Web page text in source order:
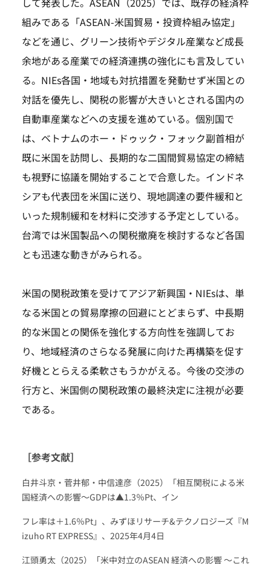
組みである「ASEAN-米国貿易・投資枠組み協定」
などを通じ、グリーン技術やデジタル産業など成長
余地がある産業での経済連携の強化にも言及してい
る。NIEs各国・地域も対抗措置を発動せず米国との
対話を優先し、関税の影響が大きいとされる国内の
自動車産業などへの支援を進めている。個別国で
は、ベトナムのホー・ドゥック・フォック副首相が
既に米国を訪問し、長期的な二国間貿易協定の締結
も視野に協議を開始することで合意した。インドネ
シアも代表団を米国に送り、現地調達の要件緩和と
いった規制緩和を材料に交渉する予定としている。
台湾では米国製品への関税撤廃を検討するなど各国
とも迅速な動きがみられる。
米国の関税政策を受けてアジア新興国・NIEsは、単
なる米国との貿易摩擦の回避にとどまらず、中長期
的な米国との関係を強化する方向性を強調してお
り、地域経済のさらなる発展に向けた再構築を促す
好機ととらえる柔軟さもうかがえる。今後の交渉の
行方と、米国側の関税政策の最終決定に注視が必要
である。
［参考文献］
白井斗京・菅井郁・中信達彦（2025）「相互関税による米
国経済への影響～GDPは▲1.3％Pt、イン
フレ率は＋1.6％Pt」、みずほリサーチ&テクノロジーズ『M
izuho RT EXPRESS』、2025年4月4日
江頭勇太（2025）「米中対立のASEAN 経済への影響 ～これ